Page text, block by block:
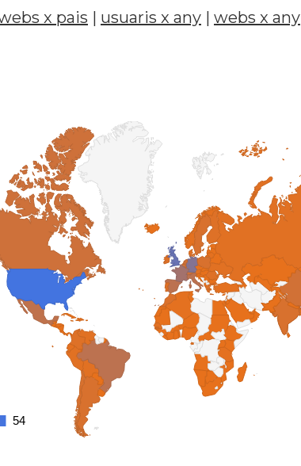
x pais | usuaris x any | webs x any
54
54